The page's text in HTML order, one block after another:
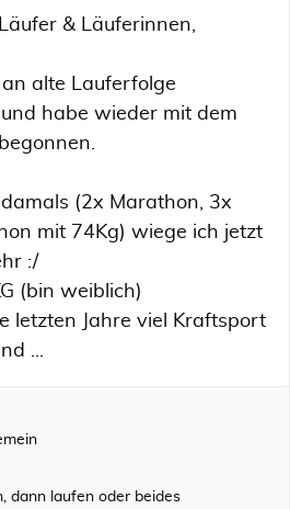
& Läuferinnen,
alte Lauferfolge
habe wieder mit dem
(2x Marathon, 3x
mit 74Kg) wiege ich jetzt
:/
(bin weiblich)
letzten Jahre viel Kraftsport
...
dann laufen oder beides